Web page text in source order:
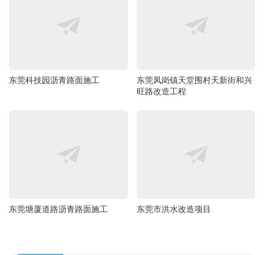
东莞科技园沥青路面施工
东莞凤岗镇天堂围村天新街和兴
旺路改造工程
东莞塘厦道路沥青路面施工 东莞市洪水改造项目